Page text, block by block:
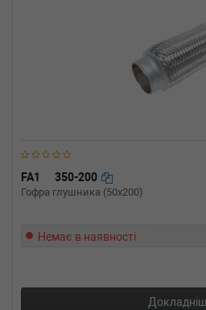
FA1 350-200
Гофра глушника (50x200)
Немає в наявності